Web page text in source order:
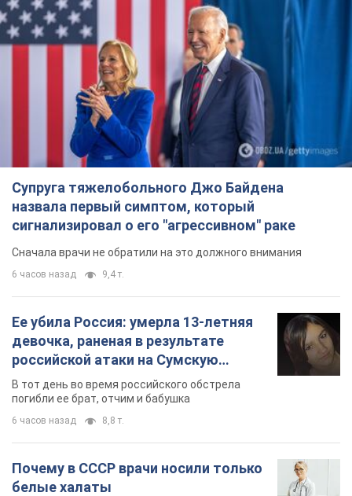
Супруга тяжелобольного Джо Байдена
назвала первый симптом, который
сигнализировал о его "агрессивном" раке
Сначала врачи не обратили на это должного внимания
6 часов назад 9,4 т.
Ее убила Россия: умерла 13-летняя
девочка, раненая в результате
российской атаки на Сумскую
область. Фото
В тот день во время российского обстрела
погибли ее брат, отчим и бабушка
6 часов назад 8,8 т.
Почему в СССР врачи носили только
белые халаты